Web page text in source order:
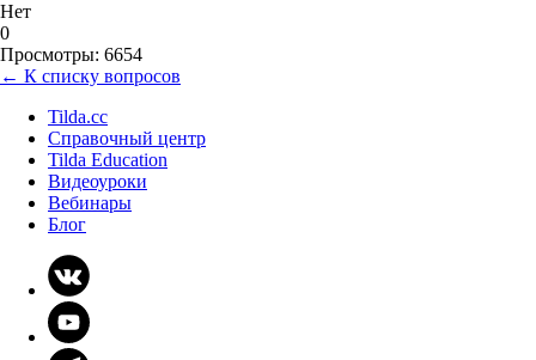
Нет
0
Просмотры: 6654
← К списку вопросов
Tilda.cc
Справочный центр
Tilda Education
Видеоуроки
Вебинары
Блог